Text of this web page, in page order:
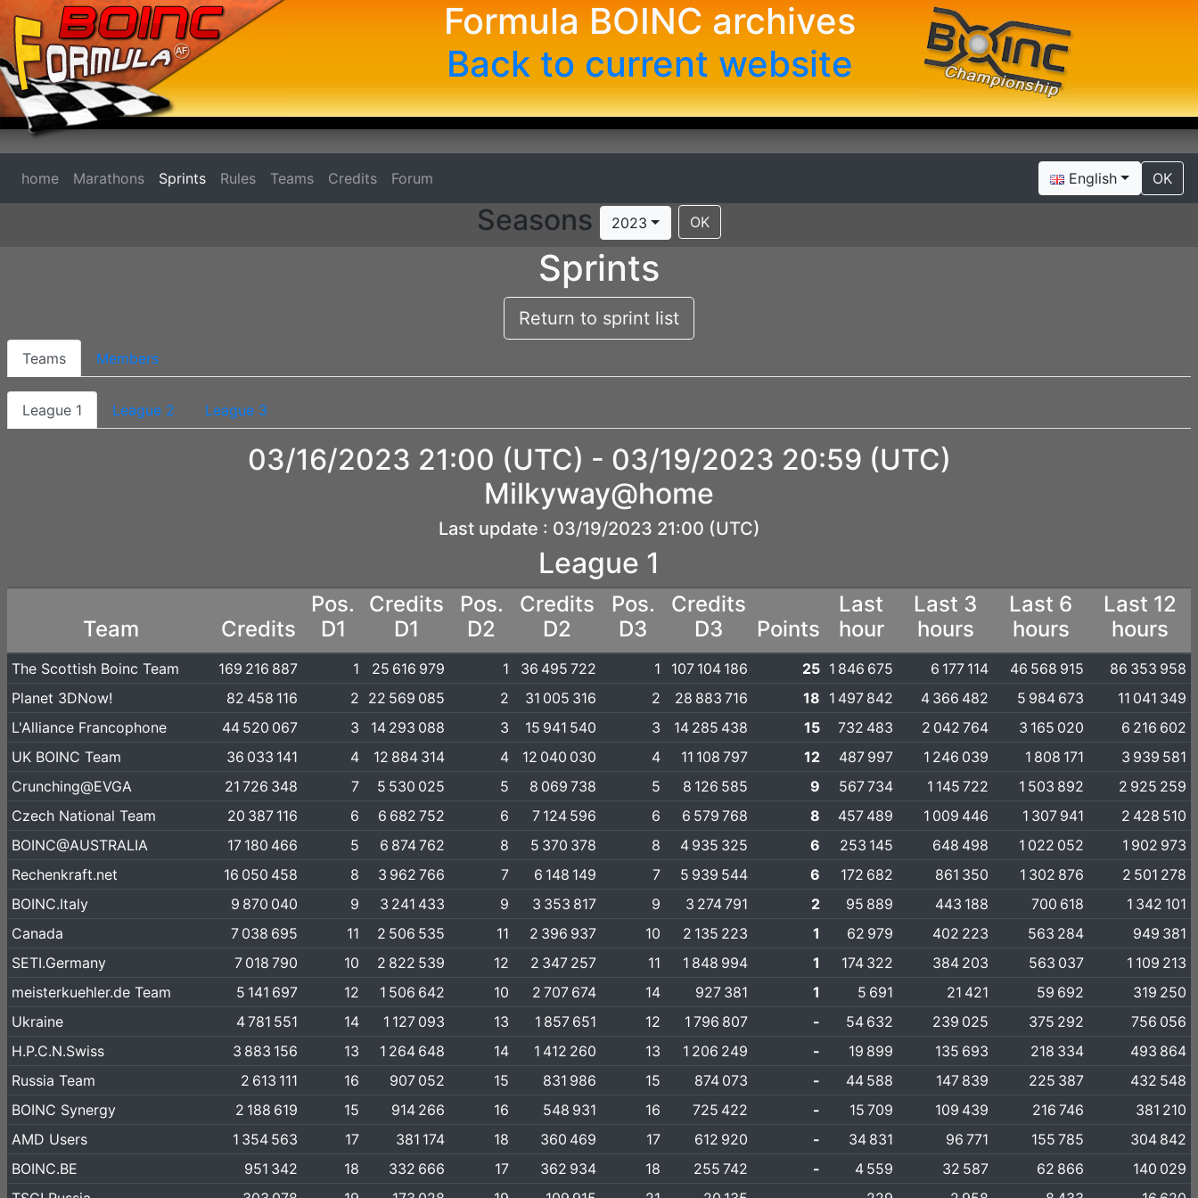
Formula BOINC archives
Back to current website
home Marathons Sprints Rules Teams Credits Forum English OK
Seasons 2023 OK
Sprints
Return to sprint list
Teams Members
League 1 League 2 League 3
03/16/2023 21:00 (UTC) - 03/19/2023 20:59 (UTC)
Milkyway@home
Last update : 03/19/2023 21:00 (UTC)
League 1
Team Credits
Pos.
D1
Credits
D1
Pos.
D2
Credits
D2
Pos.
D3
Credits
D3
Points
Last
hour
Last 3
hours
Last 6
hours
Last 12
hours
The Scottish Boinc Team 169 216 887 1 25 616 979 1 36 495 722 1 107 104 186 25 1 846 675 6 177 114 46 568 915
86 353 958
Planet 3DNow!
82 458 116 2 22 569 085 2 31 005 316 2 28 883 716 18 1 497 842 4 366 482 5 984 673
11 041 349
L'Alliance Francophone
44 520 067 3 14 293 088 3 15 941 540 3 14 285 438 15 732 483 2 042 764 3 165 020
6 216 602
UK BOINC Team
36 033 141 4 12 884 314 4 12 040 030 4 11 108 797 12 487 997 1 246 039 1 808 171
3 939 581
Crunching@EVGA
21 726 348 7 5 530 025 5 8 069 738 5 8 126 585 9 567 734 1 145 722 1 503 892
2 925 259
Czech National Team
20 387 116 6 6 682 752 6 7 124 596 6 6 579 768 8 457 489 1 009 446 1 307 941
2 428 510
BOINC@AUSTRALIA
17 180 466 5 6 874 762 8 5 370 378 8 4 935 325 6 253 145 648 498 1 022 052
1 902 973
Rechenkraft.net
16 050 458 8 3 962 766 7 6 148 149 7 5 939 544 6 172 682 861 350 1 302 876
2 501 278
BOINC.Italy
9 870 040 9 3 241 433 9 3 353 817 9 3 274 791 2 95 889 443 188 700 618
1 342 101
Canada
7 038 695 11 2 506 535 11 2 396 937 10 2 135 223 1 62 979 402 223 563 284
949 381
SETI.Germany
7 018 790 10 2 822 539 12 2 347 257 11 1 848 994 1 174 322 384 203 563 037
1 109 213
meisterkuehler.de Team
5 141 697 12 1 506 642 10 2 707 674 14 927 381 1 5 691 21 421 59 692
319 250
Ukraine
4 781 551 14 1 127 093 13 1 857 651 12 1 796 807 - 54 632 239 025 375 292
756 056
H.P.C.N.Swiss
3 883 156 13 1 264 648 14 1 412 260 13 1 206 249 - 19 899 135 693 218 334
493 864
Russia Team
2 613 111 16 907 052 15 831 986 15 874 073 - 44 588 147 839 225 387
432 548
BOINC Synergy
2 188 619 15 914 266 16 548 931 16 725 422 - 15 709 109 439 216 746
381 210
AMD Users
1 354 563 17 381 174 18 360 469 17 612 920 - 34 831 96 771 155 785
304 842
BOINC.BE
951 342 18 332 666 17 362 934 18 255 742 - 4 559 32 587 62 866
140 029